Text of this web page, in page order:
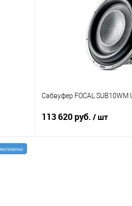
Сабвуфер FOCAL SUB10WM
113 620 руб. / шт